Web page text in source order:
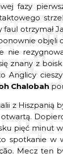
fazy
otrzymał
objęli
nie
znany z
Anglicy
Chalobah
z Hiszpanią
otwartą.
pięć minut
spotkanie w
Mecz ten